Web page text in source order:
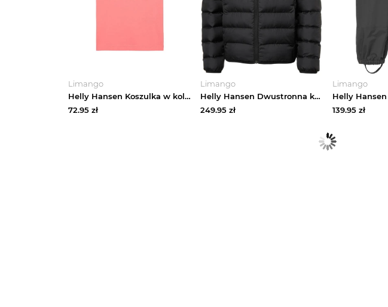
Limango
Helly Hansen Koszulka w kolorze łososiowym rozmiar: 92
72.95 zł
Limango
Helly Hansen Dwustronna kurtka pikowana "Marka" w kolorze czarno-szarym rozmiar: 158
249.95 zł
Limango
139.95 zł